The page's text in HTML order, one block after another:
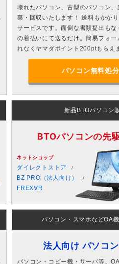
壊れたパソコン、古型のパソコン
棄・回収いたします！ 送料もかか
サービスです。面倒な書類提出も
の着払いにて送るだけ。簡易フォ
れなくヤマダポイント200ptもらえ
パソコン無料処
新品BTOパソコン
BTOパソコンの先
ネットショップ
ダイレクトストア
BZ PRO（法人向け）
FREX∀R
パソコン・スマホなどOA
法人向け パソコ
パソコン・コピー機・サーバ等、